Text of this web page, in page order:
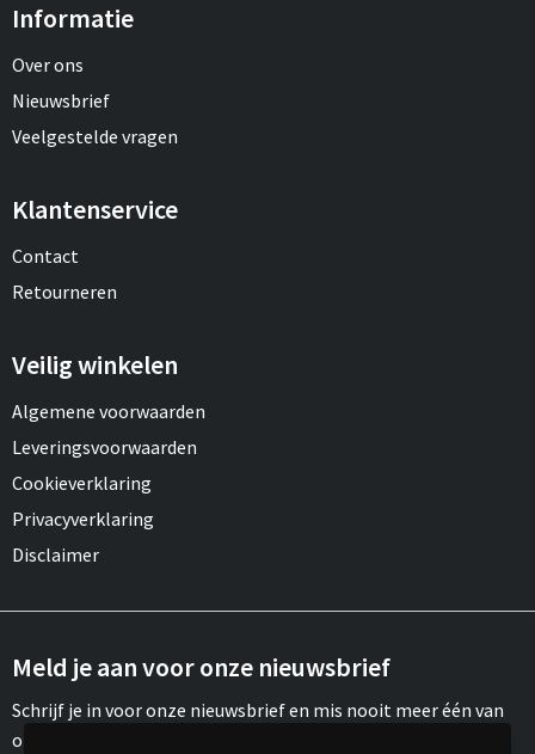
Informatie
Over ons
Nieuwsbrief
Veelgestelde vragen
Klantenservice
Contact
Retourneren
Veilig winkelen
Algemene voorwaarden
Leveringsvoorwaarden
Cookieverklaring
Privacyverklaring
Disclaimer
Meld je aan voor onze nieuwsbrief
Schrijf je in voor onze nieuwsbrief en mis nooit meer één van
onze leuke aanbiedingen of updates.